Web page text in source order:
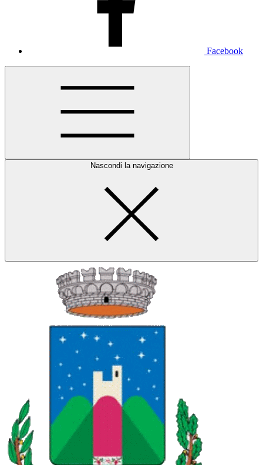
Facebook
Nascondi la navigazione